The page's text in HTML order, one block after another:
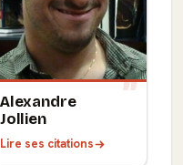
Alexandre
Jollien
Lire ses citations